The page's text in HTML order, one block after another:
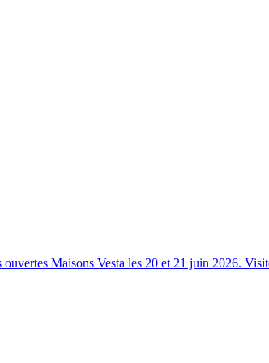
Maisons Vesta les 20 et 21 juin 2026.